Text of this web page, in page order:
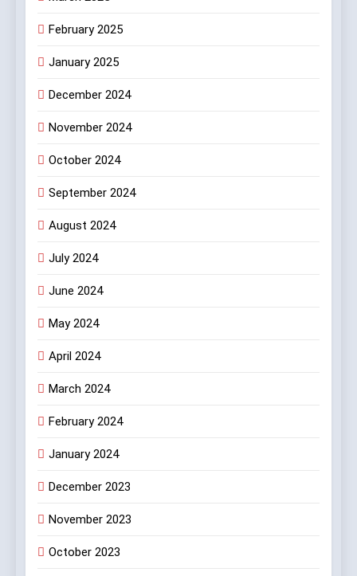
February 2025
January 2025
December 2024
November 2024
October 2024
September 2024
August 2024
July 2024
June 2024
May 2024
April 2024
March 2024
February 2024
January 2024
December 2023
November 2023
October 2023